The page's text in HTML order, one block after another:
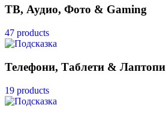
ТВ, Аудио, Фото & Gaming
47 products
Телефони, Таблети & Лаптопи
19 products